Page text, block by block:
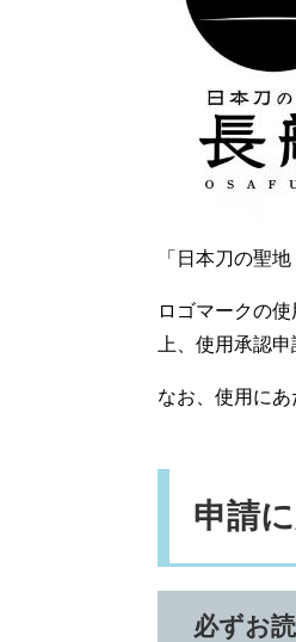
「日本刀の聖
ロゴマークの
上、使用承認
なお、使用に
申請
必ずお